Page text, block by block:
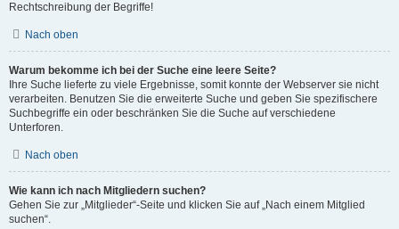
Rechtschreibung der Begriffe!
Nach oben
Warum bekomme ich bei der Suche eine leere Seite?
Ihre Suche lieferte zu viele Ergebnisse, somit konnte der Webserver sie nicht
verarbeiten. Benutzen Sie die erweiterte Suche und geben Sie spezifischere
Suchbegriffe ein oder beschränken Sie die Suche auf verschiedene
Unterforen.
Nach oben
Wie kann ich nach Mitgliedern suchen?
Gehen Sie zur „Mitglieder“-Seite und klicken Sie auf „Nach einem Mitglied
suchen“.